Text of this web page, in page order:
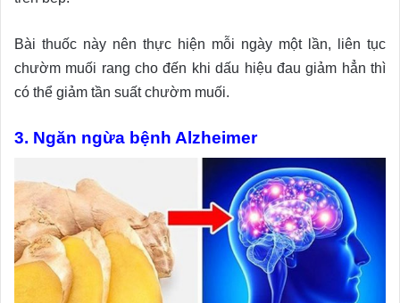
Bài thuốc này nên thực hiện mỗi ngày một lần, liên tục
chườm muối rang cho đến khi dấu hiệu đau giảm hẳn thì
có thể giảm tần suất chườm muối.
3. Ngăn ngừa bệnh Alzheimer